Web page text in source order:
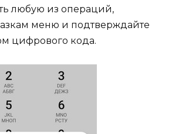
любую из операций,
меню и подтверждайте
цифрового кода.